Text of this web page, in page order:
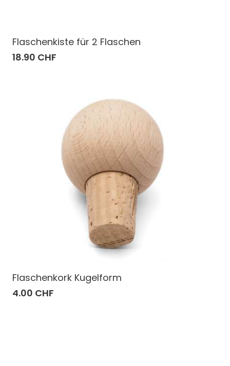
Flaschenkiste für 2 Flaschen
18.90 CHF
Flaschenkork Kugelform
4.00 CHF